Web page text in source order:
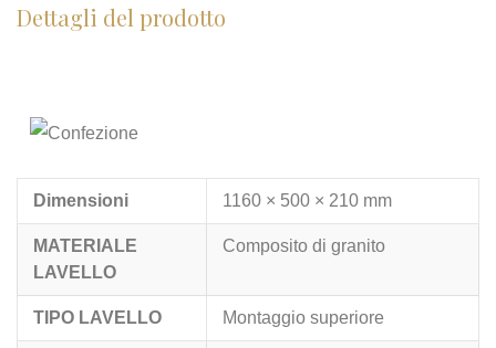
Dettagli del prodotto
Dimensioni 1160 × 500 × 210 mm
MATERIALE
LAVELLO
Composito di granito
TIPO LAVELLO Montaggio superiore